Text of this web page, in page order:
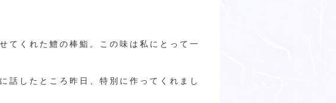
てくれた鱧の棒鮨。この味は私にとって一
話したところ昨日、特別に作ってくれまし